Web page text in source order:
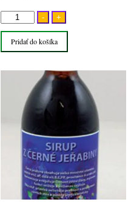
-
množstvo
Sirup
čiernoplodej
trstinovým
cukrom
+
Pridať do košíka